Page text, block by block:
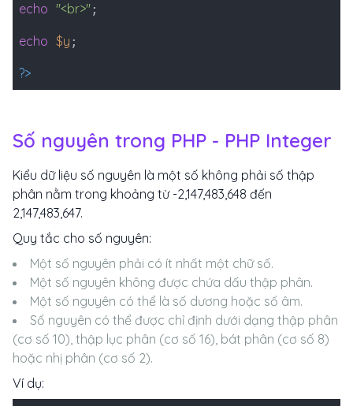
echo "<br>";
echo $y ;
?>
Số nguyên trong PHP - PHP Integer
Kiểu dữ liệu số nguyên là một số không phải số thập
phân nằm trong khoảng từ -2,147,483,648 đến
2,147,483,647.
Quy tắc cho số nguyên:
Một số nguyên phải có ít nhất một chữ số.
Một số nguyên không được chứa dấu thập phân.
Một số nguyên có thể là số dương hoặc số âm.
Số nguyên có thể được chỉ định dưới dạng thập phân
(cơ số 10), thập lục phân (cơ số 16), bát phân (cơ số 8)
hoặc nhị phân (cơ số 2).
Ví dụ: